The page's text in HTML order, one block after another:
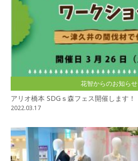
花智からのお知らせ
アリオ橋本 SDGｓ森フェス開催します！
2022.03.17